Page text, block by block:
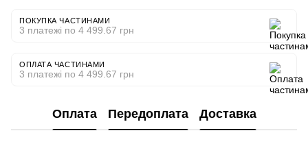
ПОКУПКА ЧАСТИНАМИ
3 платежі по 4 499.67 грн
ОПЛАТА ЧАСТИНАМИ
3 платежі по 4 499.67 грн
Оплата Передоплата Доставка